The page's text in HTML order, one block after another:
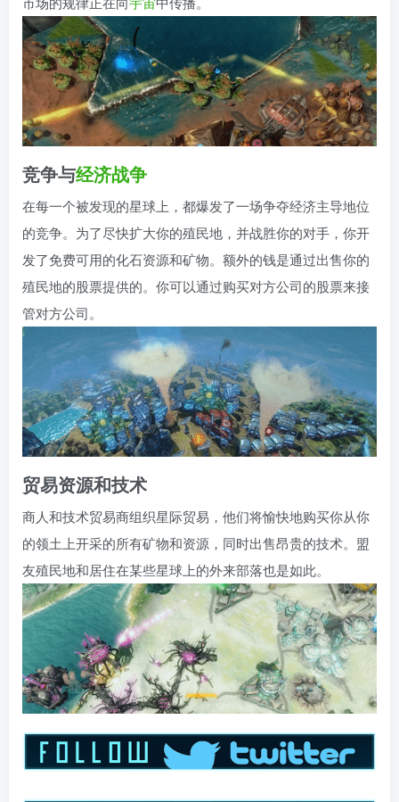
竞争与经济战争
在每一个被发现的星球上，都爆发了一场争夺经济主导地位
的竞争。为了尽快扩大你的殖民地，并战胜你的对手，你开
发了免费可用的化石资源和矿物。额外的钱是通过出售你的
殖民地的股票提供的。你可以通过购买对方公司的股票来接
管对方公司。
贸易资源和技术
商人和技术贸易商组织星际贸易，他们将愉快地购买你从你
的领土上开采的所有矿物和资源，同时出售昂贵的技术。盟
友殖民地和居住在某些星球上的外来部落也是如此。